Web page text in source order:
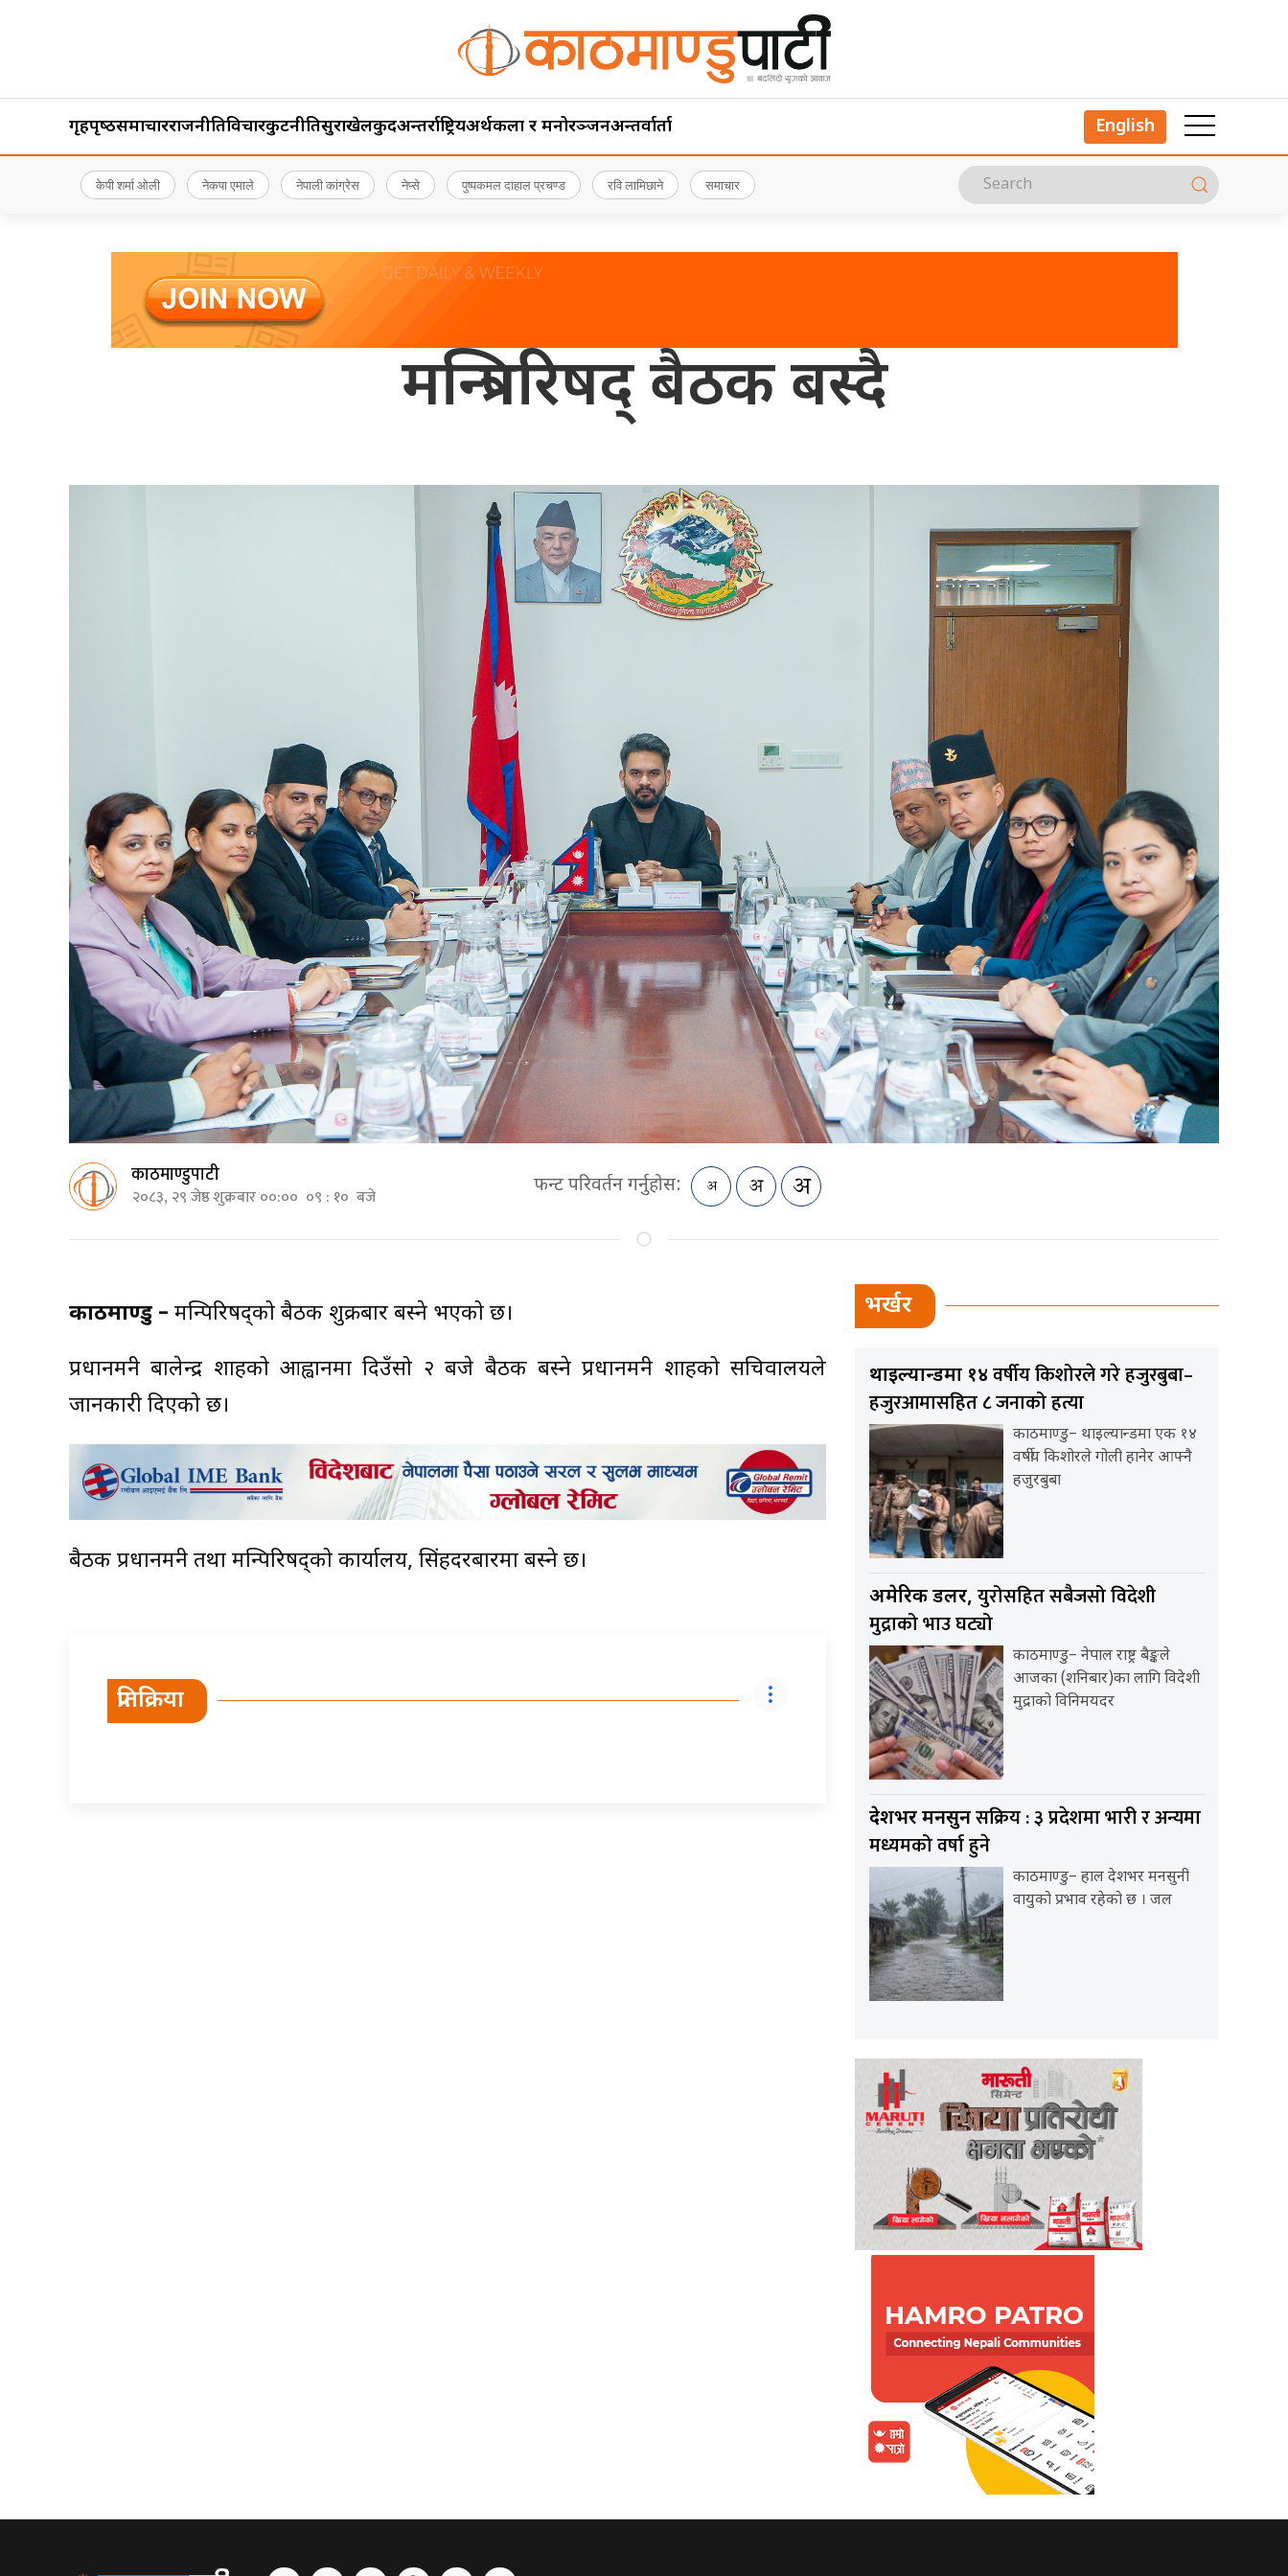
गृहपृष्‍ठसमाचारराजनीतिविचारकुटनीतिसुरक्षाखेलकुदअन्तर्राष्ट्रियअर्थकला र मनोरञ्जनअन्तर्वार्ता English
केपी शर्मा ओली नेकपा एमाले नेपाली कांग्रेस नेप्से पुष्पकमल दाहाल प्रचण्ड रवि लामिछाने समाचार
मन्त्रिपरिषद् बैठक बस्दै
काठमाण्डुपाटी
२०८३, २९ जेष्ठ शुक्रबार ००:०० ०९ : १० बजे फन्ट परिवर्तन गर्नुहोस:
काठमाण्डु – मन्त्रिपरिषद्को बैठक शुक्रबार बस्ने भएको छ।
प्रधानमन्त्री बालेन्द्र शाहको आह्वानमा दिउँसो २ बजे बैठक बस्ने प्रधानमन्त्री शाहको सचिवालयले
जानकारी दिएको छ।
बैठक प्रधानमन्त्री तथा मन्त्रिपरिषद्को कार्यालय, सिंहदरबारमा बस्ने छ।
प्रतिक्रिया
भर्खर
थाइल्यान्डमा १४ वर्षीय किशोरले गरे हजुरबुबा–
हजुरआमासहित ८ जनाको हत्या
काठमाण्डु– थाइल्यान्डमा एक १४
वर्षीय किशोरले गोली हानेर आफ्नै
हजुरबुबा
अमेरिकी डलर, युरोसहित सबैजसो विदेशी
मुद्राको भाउ घट्यो
काठमाण्डु– नेपाल राष्ट्र बैङ्कले
आजका (शनिबार)का लागि विदेशी
मुद्राको विनिमयदर
देशभर मनसुनसक्रिय : ३ प्रदेशमा भारी र अन्यमा
मध्यमको वर्षा हुने
काठमाण्डु– हाल देशभर मनसुनी
वायुको प्रभाव रहेको छ । जल